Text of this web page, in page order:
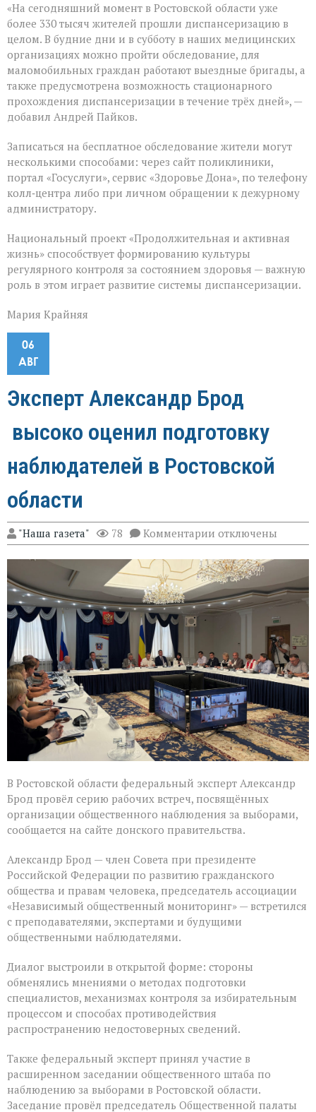
«На сегодняшний момент в Ростовской области уже
более 330 тысяч жителей прошли диспансеризацию в
целом. В будние дни и в субботу в наших медицинских
организациях можно пройти обследование, для
маломобильных граждан работают выездные бригады, а
также предусмотрена возможность стационарного
прохождения диспансеризации в течение трёх дней», —
добавил Андрей Пайков.
Записаться на бесплатное обследование жители могут
несколькими способами: через сайт поликлиники,
портал «Госуслуги», сервис «Здоровье Дона», по телефону
колл‑центра либо при личном обращении к дежурному
администратору.
Национальный проект «Продолжительная и активная
жизнь» способствует формированию культуры
регулярного контроля за состоянием здоровья — важную
роль в этом играет развитие системы диспансеризации.
Мария Крайняя
06
АВГ
Эксперт Александр Брод
высоко оценил подготовку
наблюдателей в Ростовской
области
"Наша газета" 78 Комментарии к
записи
Эксперт
Александр
Брод
высоко
оценил
подготовку
наблюдателей
Ростовской
области
отключены
В Ростовской области федеральный эксперт Александр
Брод провёл серию рабочих встреч, посвящённых
организации общественного наблюдения за выборами,
сообщается на сайте донского правительства.
Александр Брод — член Совета при президенте
Российской Федерации по развитию гражданского
общества и правам человека, председатель ассоциации
«Независимый общественный мониторинг» — встретился
с преподавателями, экспертами и будущими
общественными наблюдателями.
Диалог выстроили в открытой форме: стороны
обменялись мнениями о методах подготовки
специалистов, механизмах контроля за избирательным
процессом и способах противодействия
распространению недостоверных сведений.
Также федеральный эксперт принял участие в
расширенном заседании общественного штаба по
наблюдению за выборами в Ростовской области.
Заседание провёл председатель Общественной палаты